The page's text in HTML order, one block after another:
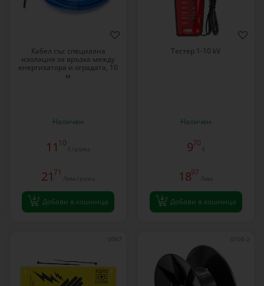
Кабел със специална
изолация за връзка между
енергизатора и оградата, 10
м
Наличен
11 10
€ / ролка
21 71
Лева / ролка
Добави в кошница
Тестер 1-10 kV
Наличен
970
€
1897
Лева
Добави в кошница
0067 0105-2